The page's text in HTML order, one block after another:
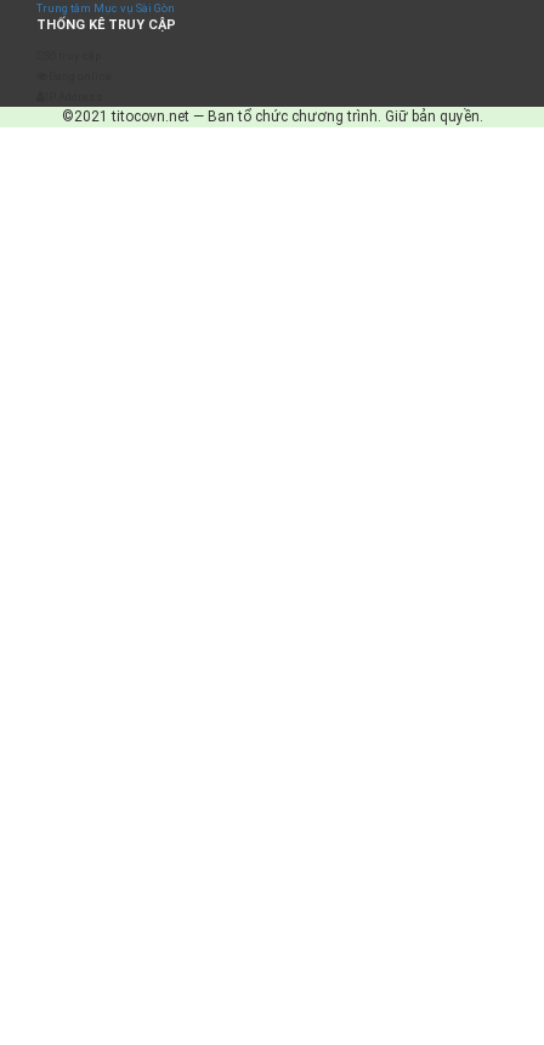
Trung tâm Mục vụ Sài Gòn
THỐNG KÊ TRUY CẬP
©2021 titocovn.net — Ban tổ chức chương trình. Giữ bản quyền.